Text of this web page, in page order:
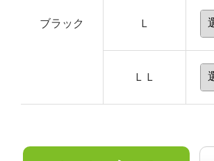
ブラック Ｌ
ＬＬ